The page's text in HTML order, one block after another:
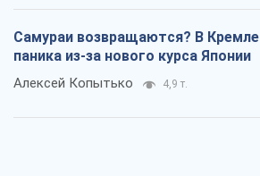
Самураи возвращаются? В Кремле
паника из-за нового курса Японии
Алексей Копытько 4,9 т.